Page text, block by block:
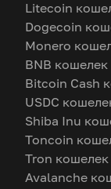
Litecoin
Dogecoin
Monero
BNB кошелек
Bitcoin Cash
USDC
Shiba Inu
Toncoin
Tron кошелек
Avalanche